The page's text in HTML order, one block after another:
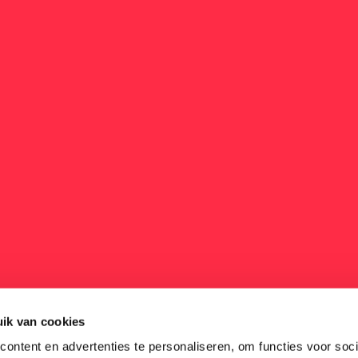
van cookies
en advertenties te personaliseren, om functies voor